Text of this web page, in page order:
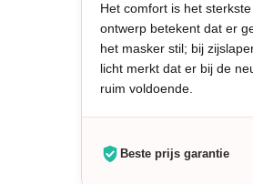
Het comfort is het
ontwerp betekent dat er
het masker stil; bij
licht merkt dat er bij de
ruim voldoende.
Beste prijs garantie